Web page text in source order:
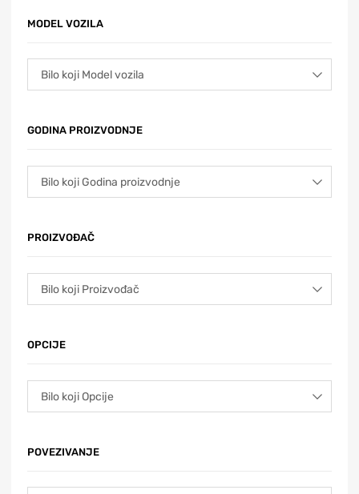
MODEL VOZILA
GODINA PROIZVODNJE
PROIZVOĐAČ
OPCIJE
POVEZIVANJE